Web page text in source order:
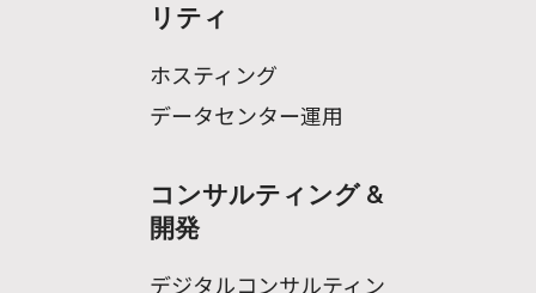
リティ
ホスティング
データセンター運用
コンサルティング &
開発
デジタルコンサルティン